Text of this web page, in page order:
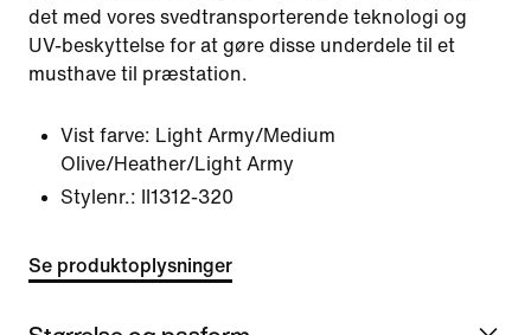
det med vores svedtransporterende teknologi og
UV-beskyttelse for at gøre disse underdele til et
musthave til præstation.
Vist farve: Light Army/Medium
Olive/Heather/Light Army
Stylenr.:
II1312-320
Se produktoplysninger